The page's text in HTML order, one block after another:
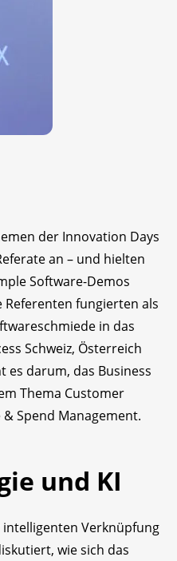
der Innovation Days
an – und hielten
Software-Demos
fungierten als
in das
Schweiz, Österreich
es darum, das Business
Thema Customer
Spend Management.
und KI
intelligenten Verknüpfung
wie sich das